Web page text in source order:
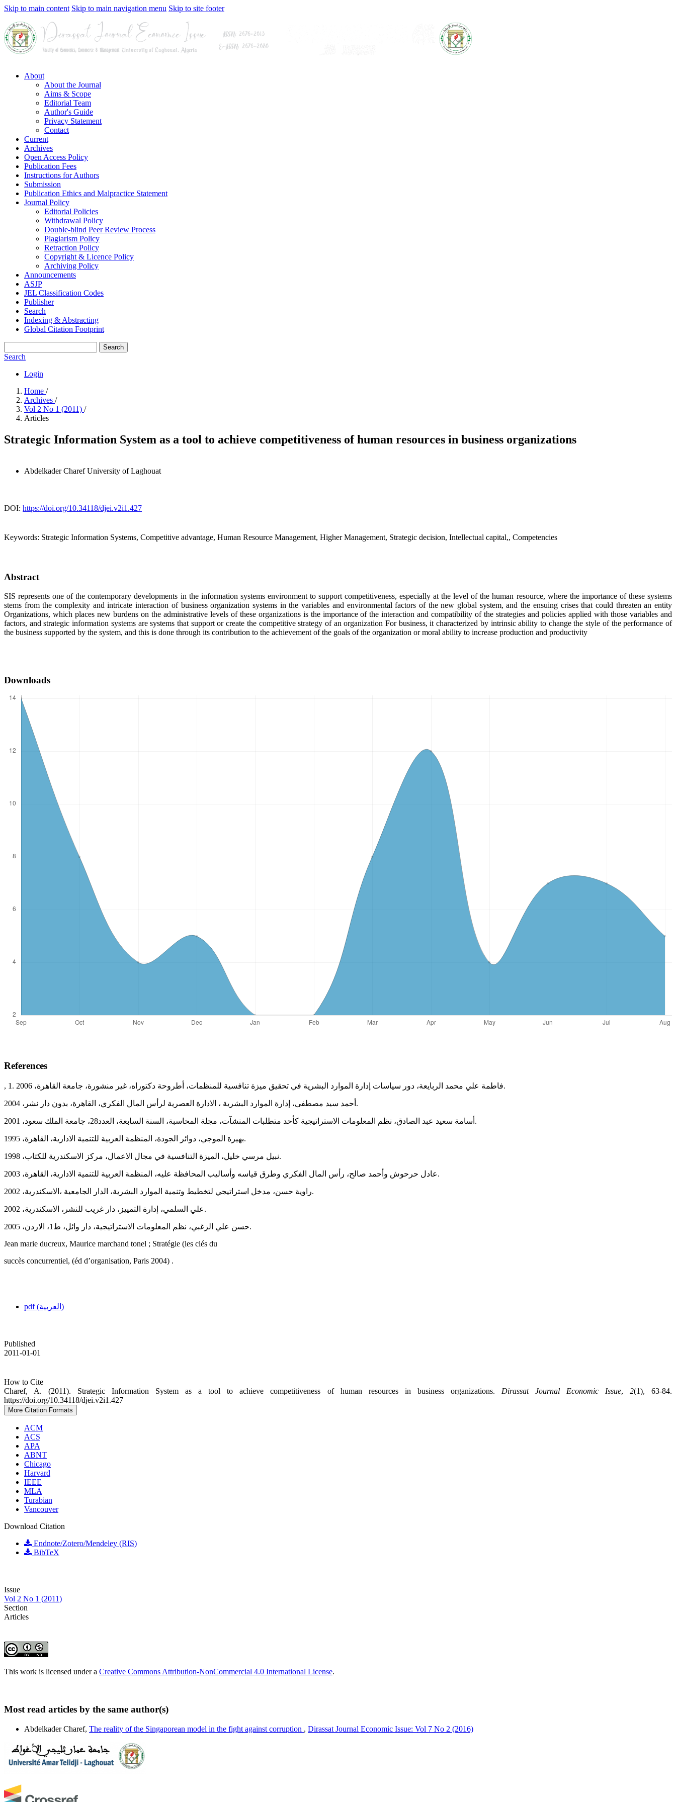
Skip to main content Skip to main navigation menu Skip to site footer
About
About the Journal
Aims & Scope
Editorial Team
Author's Guide
Privacy Statement
Contact
Current
Archives
Open Access Policy
Publication Fees
Instructions for Authors
Submission
Publication Ethics and Malpractice Statement
Journal Policy
Editorial Policies
Withdrawal Policy
Double-blind Peer Review Process
Plagiarism Policy
Retraction Policy
Copyright & Licence Policy
Archiving Policy
Announcements
ASJP
JEL Classification Codes
Publisher
Search
Indexing & Abstracting
Global Citation Footprint
Search
Search
Login
Home /
Archives /
Vol 2 No 1 (2011) /
Articles
Strategic Information System as a tool to achieve competitiveness of human resources in business organizations
Abdelkader CharefUniversity of Laghouat
DOI: https://doi.org/10.34118/djei.v2i1.427
Keywords: Strategic Information Systems, Competitive advantage, Human Resource Management, Higher Management, Strategic decision, Intellectual capital,, Competencies
Abstract
SIS represents one of the contemporary developments in the information systems environment to support competitiveness, especially at the level of the human resource, where the importance of these systems
stems from the complexity and intricate interaction of business organization systems in the variables and environmental factors of the new global system, and the ensuing crises that could threaten an entity
Organizations, which places new burdens on the administrative levels of these organizations is the importance of the interaction and compatibility of the strategies and policies applied with those variables and
factors, and strategic information systems are systems that support or create the competitive strategy of an organization For business, it characterized by intrinsic ability to change the style of the performance of
the business supported by the system, and this is done through its contribution to the achievement of the goals of the organization or moral ability to increase production and productivity
Downloads
References
, 1. فاطمة علي محمد الربايعة، دور سياسات إدارة الموارد البشرية في تحقيق ميزة تنافسية للمنظمات، أطروحة دكتوراه، غير منشورة، جامعة القاهرة، 2006.
أحمد سيد مصطفى، إدارة الموارد البشرية ، الادارة العصرية لرأس المال الفكري، القاهرة، بدون دار نشر، 2004.
أسامة سعيد عبد الصادق، نظم المعلومات الاستراتيجية كأحد متطلبات المنشآت، مجلة المحاسبة، السنة السابعة، العدد28، جامعة الملك سعود، 2001.
بهيرة الموجي، دوائر الجودة، المنظمة العربية للتنمية الادارية، القاهرة، 1995.
نبيل مرسي خليل، الميزة التنافسية في مجال الاعمال، مركز الاسكندرية للكتاب، 1998.
عادل حرحوش وأحمد صالح، رأس المال الفكري وطرق قياسه وأساليب المحافظة عليه، المنظمة العربية للتنمية الادارية، القاهرة، 2003.
راوية حسن، مدخل استراتيجي لتخطيط وتنمية الموارد البشرية، الدار الجامعية ،الاسكندرية، 2002.
علي السلمي، إدارة التمييز، دار غريب للنشر، الاسكندرية، 2002.
حسن علي الزغبي، نظم المعلومات الاستراتيجية، دار وائل، ط1، الاردن، 2005.
Jean marie ducreux, Maurice marchand tonel ; Stratégie (les clés du
succès concurrentiel, (éd d’organisation, Paris 2004) .
pdf (العربية)
Published
2011-01-01
How to Cite
Charef, A. (2011). Strategic Information System as a tool to achieve competitiveness of human resources in business organizations. Dirassat Journal Economic Issue, 2(1), 63-84.
https://doi.org/10.34118/djei.v2i1.427
More Citation Formats
ACM
ACS
APA
ABNT
Chicago
Harvard
IEEE
MLA
Turabian
Vancouver
Download Citation
Endnote/Zotero/Mendeley (RIS)
BibTeX
Issue
Vol 2 No 1 (2011)
Section
Articles
This work is licensed under a Creative Commons Attribution-NonCommercial 4.0 International License.
Most read articles by the same author(s)
Abdelkader Charef, The reality of the Singaporean model in the fight against corruption , Dirassat Journal Economic Issue: Vol 7 No 2 (2016)